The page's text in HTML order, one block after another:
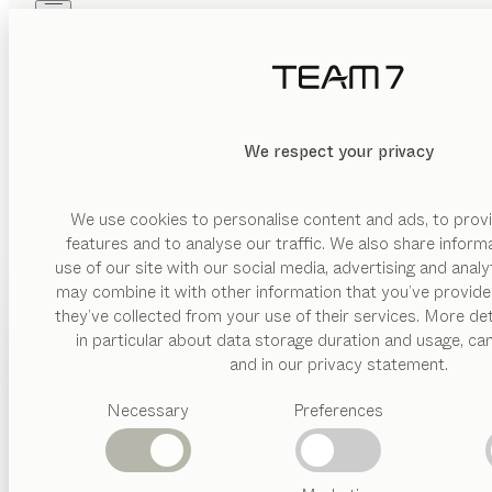
We respect your privacy
We use cookies to personalise content and ads, to
features and to analyse our traffic. We also share
use of our site with our social media, advertising and
may combine it with other information that you’ve
they’ve collected from your use of their services. More
in particular about data storage duration and usage,
and in our privacy statement.
Necessary
Preferences
Esstische
Küchen
Regale
Betten
PRODUKTE
ÜBER UNS
HÄNDLER